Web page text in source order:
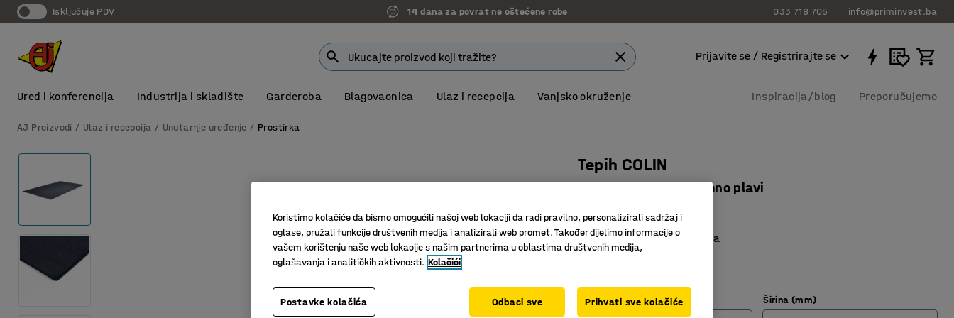
Isključuje PDV 14 dana za povrat ne oštećene robe 033 718 705 info@priminvest.ba
Prijavite se / Registrirajte se
Ured i konferencija Industrija i skladište Garderoba Blagovaonica Ulaz i recepcija Vanjsko okruženje Inspiracija/blog Preporučujemo
AJ Proizvodi Ulaz i recepcija Unutarnje uređenje Prostirka
Tepih COLIN
4400x2400 mm, tamno plavi
Lako se održava i usisava
Za javne prostore
Dužina (mm) Širina (mm)
Koristimo kolačiće da bismo omogućili našoj web lokaciji da radi pravilno, personalizirali sadržaj i
oglase, pružali funkcije društvenih medija i analizirali web promet. Također dijelimo informacije o
vašem korištenju naše web lokacije s našim partnerima u oblastima društvenih medija,
oglašavanja i analitičkih aktivnosti. Kolačići
Postavke kolačića Odbaci sve Prihvati sve kolačiće